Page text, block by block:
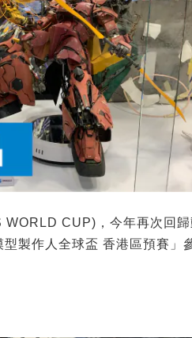
CUP)，今年再次回歸
製作人全球盃 香港區預賽」